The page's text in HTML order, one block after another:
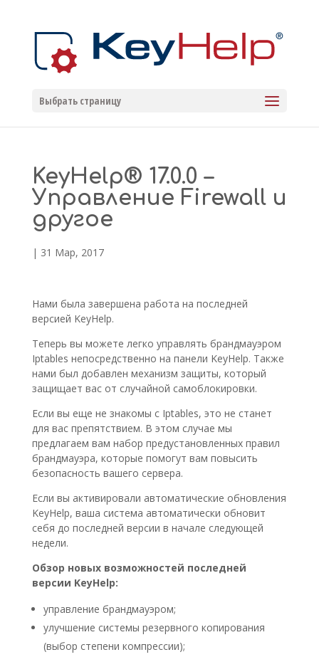
Выбрать страницу
KeyHelp® 17.0.0 –
Управление Firewall и
другое
| 31 Мар, 2017
Нами была завершена работа на последней
версией KeyHelp.
Теперь вы можете легко управлять брандмауэром
Iptables непосредственно на панели KeyHelp. Также
нами был добавлен механизм защиты, который
защищает вас от случайной самоблокировки.
Если вы еще не знакомы с Iptables, это не станет
для вас препятствием. В этом случае мы
предлагаем вам набор предустановленных правил
брандмауэра, которые помогут вам повысить
безопасность вашего сервера.
Если вы активировали автоматические обновления
KeyHelp, ваша система автоматически обновит
себя до последней версии в начале следующей
недели.
Обзор новых возможностей последней
версии KeyHelp:
управление брандмауэром;
улучшение системы резервного копирования
(выбор степени компрессии);